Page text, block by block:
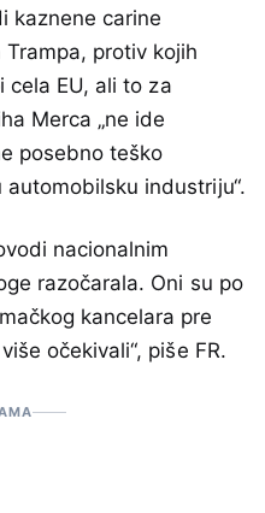
kaznene carine
protiv kojih
EU, ali to za
Merca „ne ide
posebno teško
industriju“.
nacionalnim
razočarala. Oni su po
kancelara pre
očekivali“, piše FR.